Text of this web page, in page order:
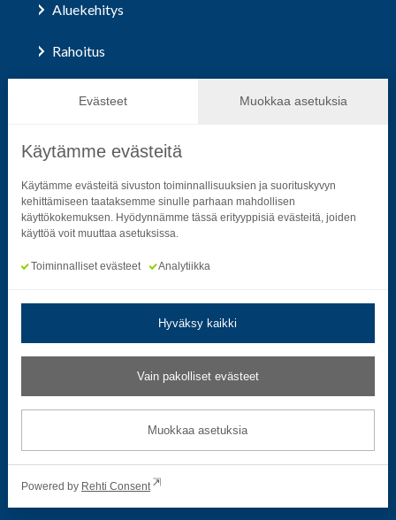
Evästeet Muokkaa asetuksia
Käytämme evästeitä
Käytämme evästeitä sivuston toiminnallisuuksien ja suorituskyvyn
kehittämiseen taataksemme sinulle parhaan mahdollisen
käyttökokemuksen. Hyödynnämme tässä erityyppisiä evästeitä, joiden
käyttöä voit muuttaa asetuksissa.
Toiminnalliset evästeet Analytiikka
Hyväksy kaikki
Vain pakolliset evästeet
Muokkaa asetuksia
Powered by Rehti Consent
Aluekehitys
Rahoitus
Hallinto ja päätöksenteko
Seuraa sosiaalisessa mediassa
Neliön mallinen ikoni, joka kuvastaa f-kirjainta.
Neliön mallinen ikoni, joka kuvastaa f-kirjainta.
Neliön mallinen ikoni, joka kuvastaa
Neliön mallinen ikoni, jonka
Neliön mallinen ikoni,
Neliön mallinen
Tietosuoja- ja rekisteriselosteet|
Saavutettavuusseloste